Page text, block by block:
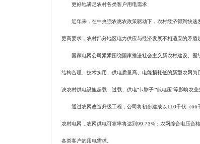
更好地满足农村各类客户用电需求
近年来，在中央强农惠农政策驱动下，农村经济得到快速
更高要求，农村部分地区电力供应与经济发展不相适应的矛盾
国家电网公司紧紧围绕国家推进社会主义新农村建设、围
结构合理、技术实用、供电质量高、电能损耗低的新型农网
决农村供电设施超载、过载、供电“卡脖子”“低电压”等影响农
通过农网改造升级工程，公司将初步建成以110千伏（66
农村电网，农网供电可靠率将达到99.73% ；农网综合电压合
各类客户的用电需求。